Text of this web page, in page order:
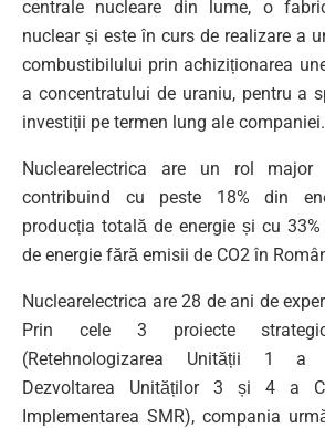
centrale nucleare din lume, o
nuclear și este în curs de realizare a
combustibilului prin achiziționarea
a concentratului de uraniu, pentru a
investiții pe termen lung ale companiei.
Nuclearelectrica are un rol
contribuind cu peste 18% din
producția totală de energie și cu
de energie fără emisii de CO2 în
Nuclearelectrica are 28 de ani de
Prin cele 3 proiecte
(Retehnologizarea Unității 1 a
Dezvoltarea Unităților 3 și 4 a
Implementarea SMR), compania